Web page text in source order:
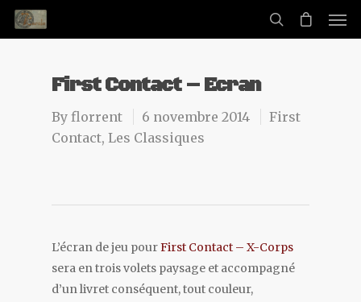
First Contact – Ecran
By florrent 6 novembre 2014
First
Contact, Les Classiques
L’écran de jeu pourFirst Contact – X-Corps
sera en trois volets paysage et accompagné
d’un livret conséquent, tout couleur,